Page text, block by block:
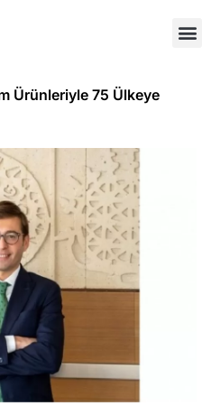
Ürünleriyle 75 Ülkeye